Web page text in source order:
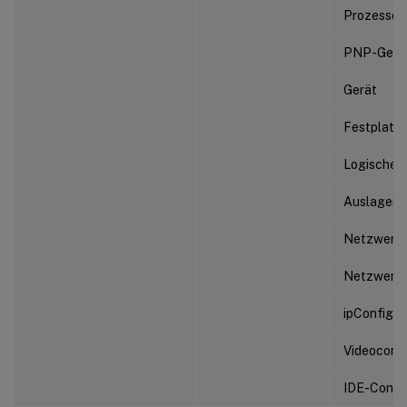
Prozessor
PNP-
Gerät
ipConfig
IDE-